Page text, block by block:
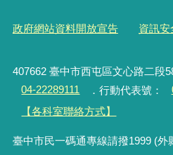
政府網站資料開放宣告 資訊
407662 臺中市西屯區文心路二段
04-22289111
．行動代表號：
【各科室聯絡方式】
臺中市民一碼通專線請撥1999 (外